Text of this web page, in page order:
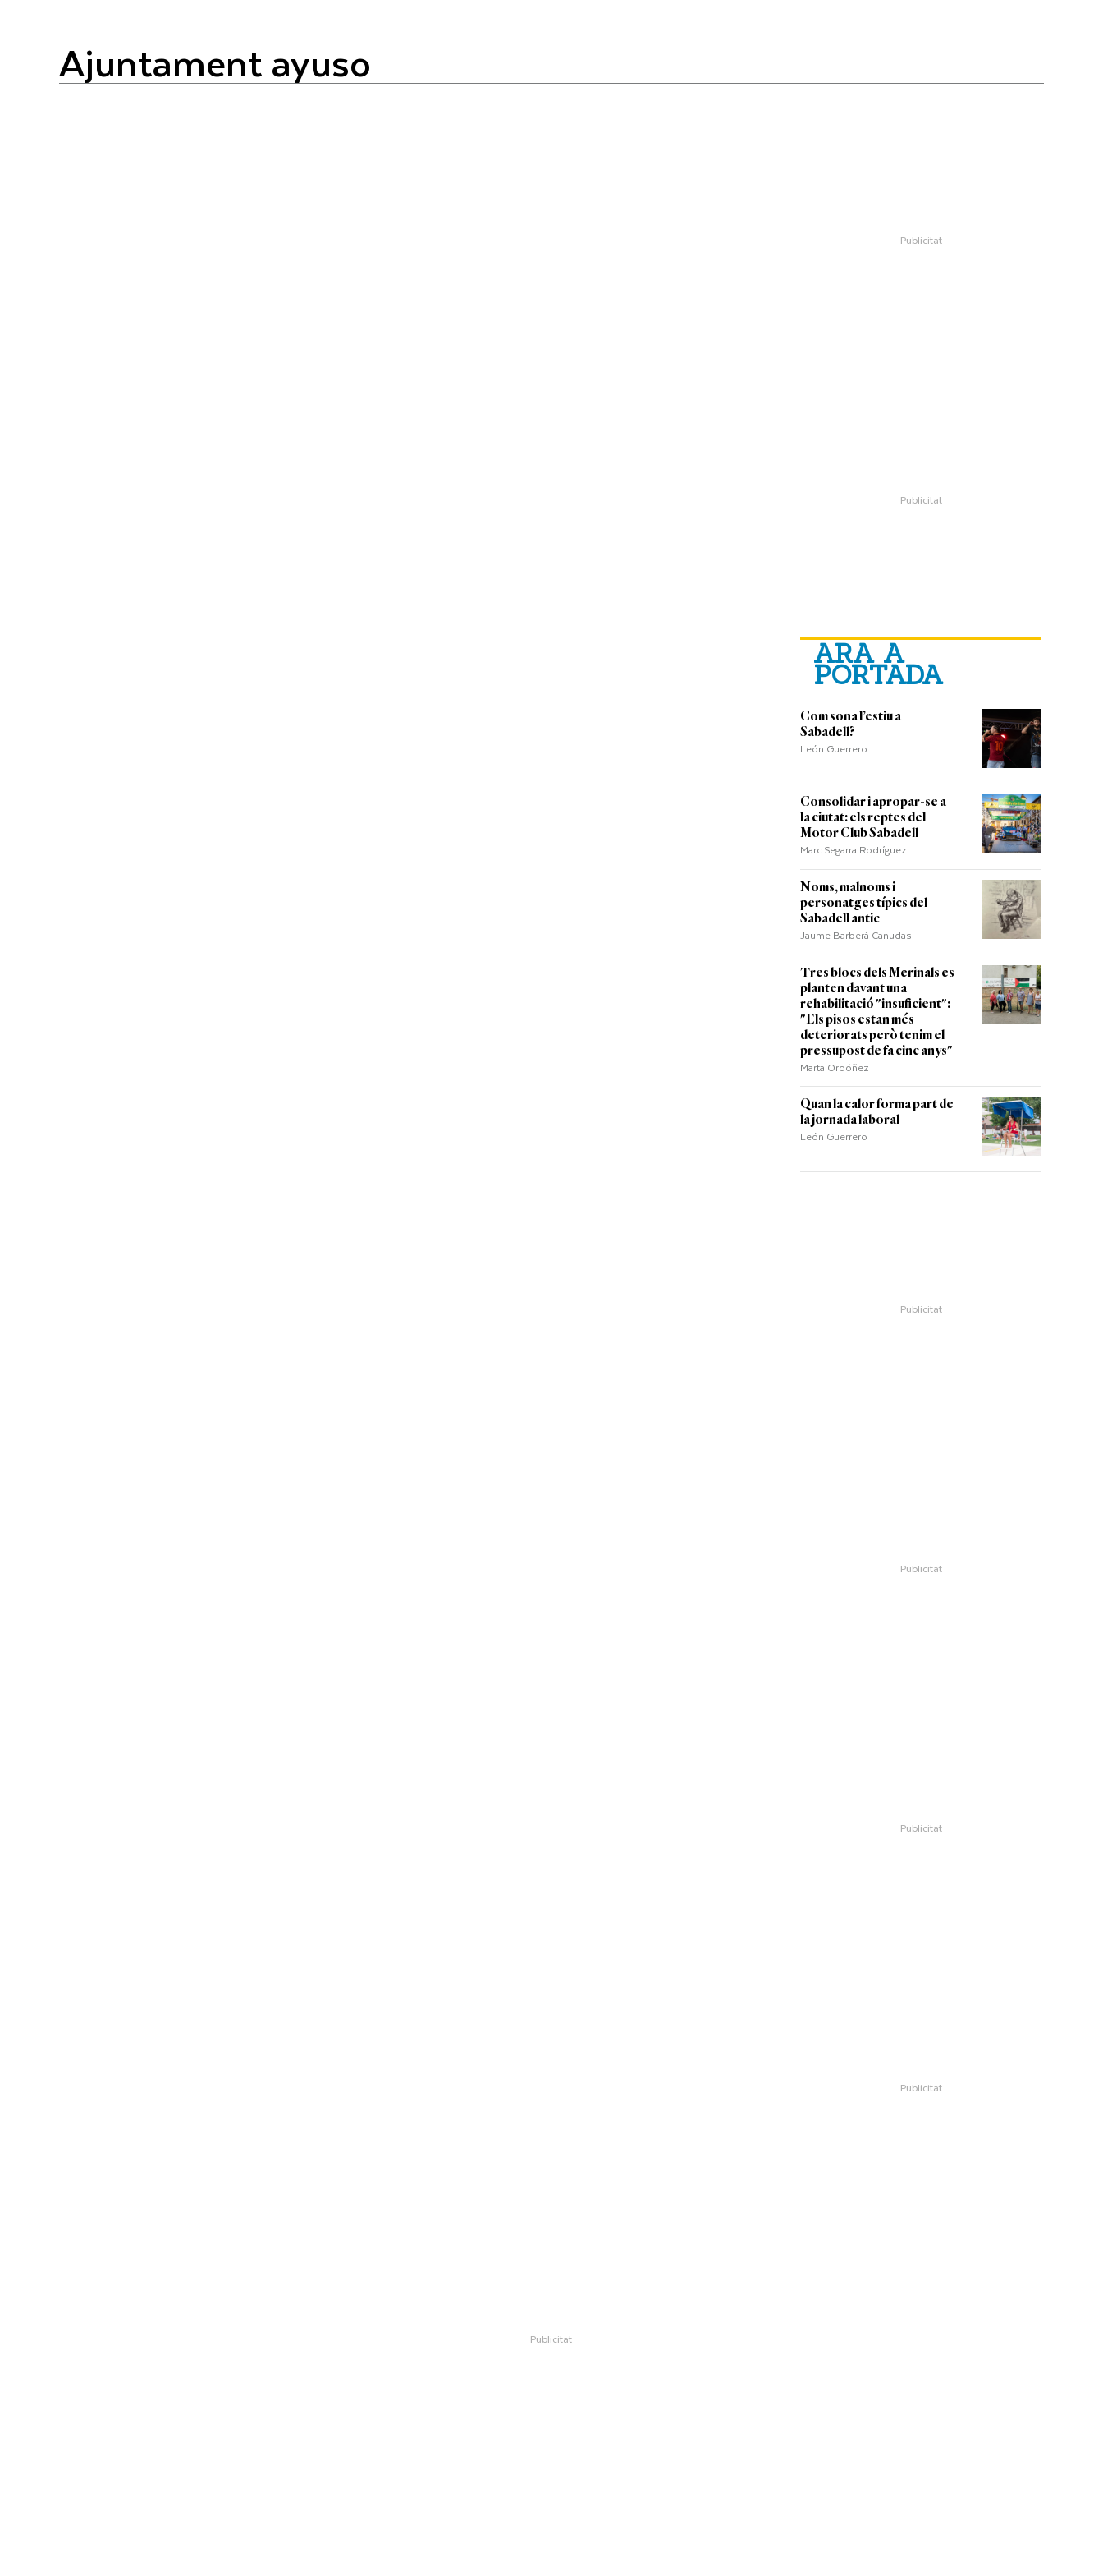
ajuntament ayuso
ARA A
PORTADA
Com sona l’estiu a
Sabadell?
León Guerrero
Consolidar i apropar-se a
la ciutat: els reptes del
Motor Club Sabadell
Marc Segarra Rodríguez
Noms, malnoms i
personatges típics del
Sabadell antic
Jaume Barberà Canudas
Tres blocs dels Merinals es
planten davant una
rehabilitació "insuficient":
"Els pisos estan més
deteriorats però tenim el
pressupost de fa cinc anys"
Marta Ordóñez
Quan la calor forma part de
la jornada laboral
León Guerrero